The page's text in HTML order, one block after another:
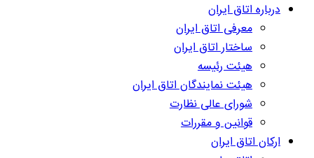
درباره اتاق ایران
معرفی اتاق ایران
ساختار اتاق ایران
هیئت رئیسه
هیئت نمایندگان اتاق ایران
شورای عالی نظارت
قوانین و مقررات
ارکان اتاق ایران